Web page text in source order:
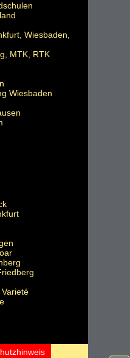
Wiesbaden,
MTK, RTK
Wiesbaden